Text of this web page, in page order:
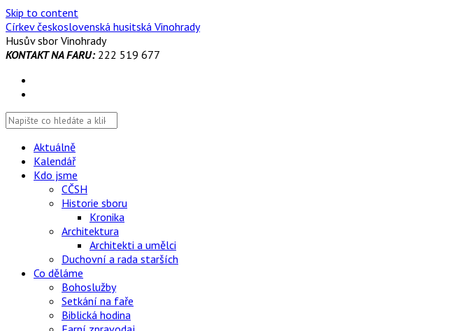
Skip to content
Církev československá husitská Vinohrady
Husův sbor Vinohrady
KONTAKT NA FARU:222 519 677
Aktuálně
Kalendář
Kdo jsme
CČSH
Historie sboru
Kronika
Architektura
Architekti a umělci
Duchovní a rada starších
Co děláme
Bohoslužby
Setkání na faře
Biblická hodina